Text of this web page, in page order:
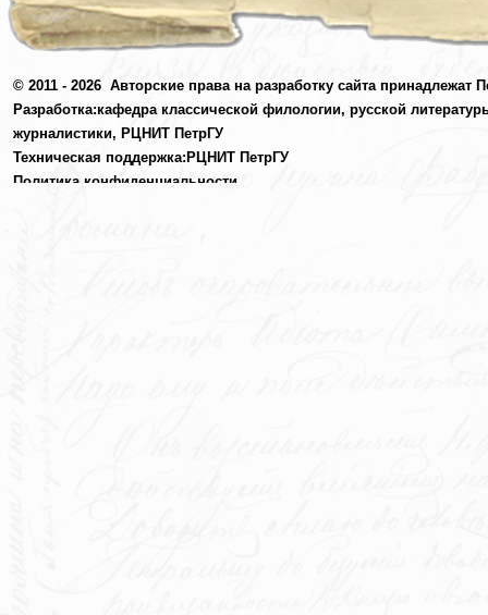
© 2011 - 2026 Авторские права на разработку сайта принадлежат
Разработка:кафедра классической филологии, русской
журналистики, РЦНИТ ПетрГУ
Техническая поддержка: РЦНИТ ПетрГУ
Политика конфиденциальности